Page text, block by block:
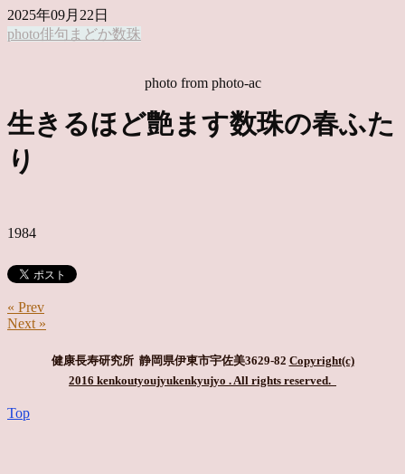
2025年09月22日
photo俳句 まどか数珠
photo from photo-ac
生きるほど艶ます数珠の春ふた
り
1984
« Prev
Next »
健康長寿研究所 静岡県伊東市宇佐美3629-82 Copyright(c)
2016 kenkoutyoujyukenkyujyo . All rights reserved.
Top